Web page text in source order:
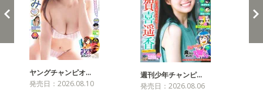
ヤングチャンピオ…
発売日：2026.08.10
週刊少年チャンピ…
発売日：2026.08.06